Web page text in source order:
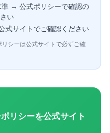
→ 公式ポリシーで確認の
い
サイトでご確認ください
シーは公式サイトで必ずご確
リシーを公式サイト